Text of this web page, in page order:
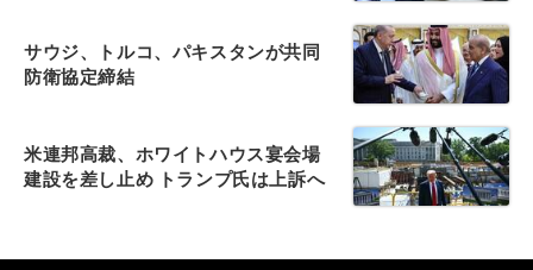
サウジ、トルコ、パキスタンが共同
防衛協定締結
米連邦高裁、ホワイトハウス宴会場
建設を差し止め トランプ氏は上訴へ